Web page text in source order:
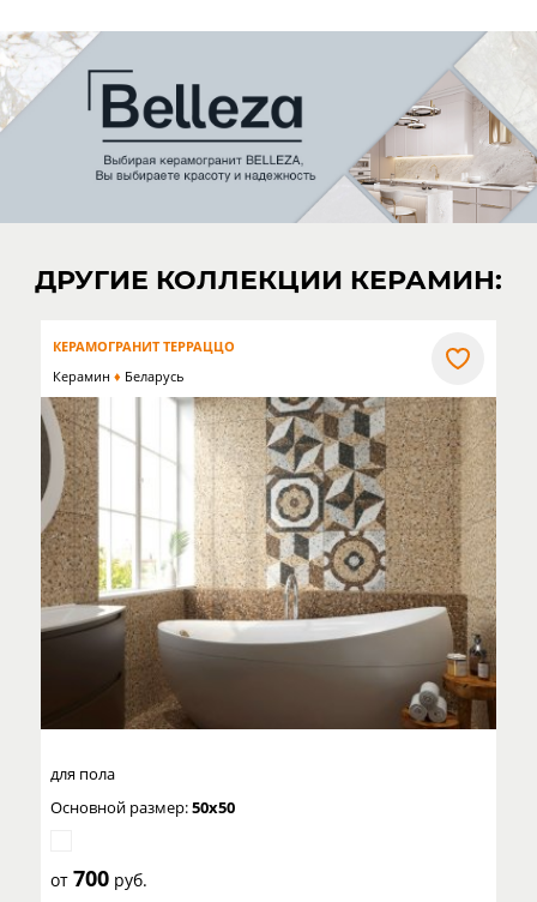
ДРУГИЕ КОЛЛЕКЦИИ КЕРАМИН:
КЕРАМОГРАНИТ ТЕРРАЦЦО
Керамин
Беларусь
для пола
Основной размер:50x50
от 700 руб.